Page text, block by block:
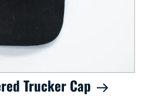
Trucker Cap